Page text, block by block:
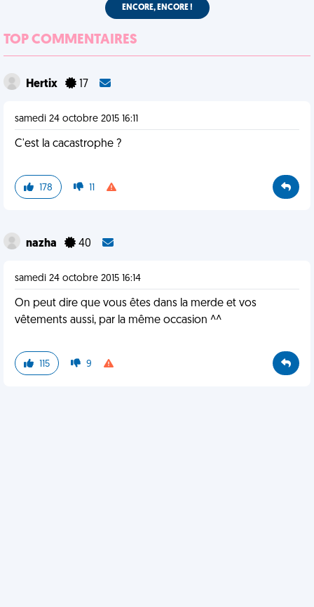
ENCORE, ENCORE !
TOP COMMENTAIRES
Hertix 17
samedi 24 octobre 2015 16:11
C'est la cacastrophe ?
178 11
nazha 40
samedi 24 octobre 2015 16:14
On peut dire que vous êtes dans la merde et vos
vêtements aussi, par la même occasion ^^
115 9